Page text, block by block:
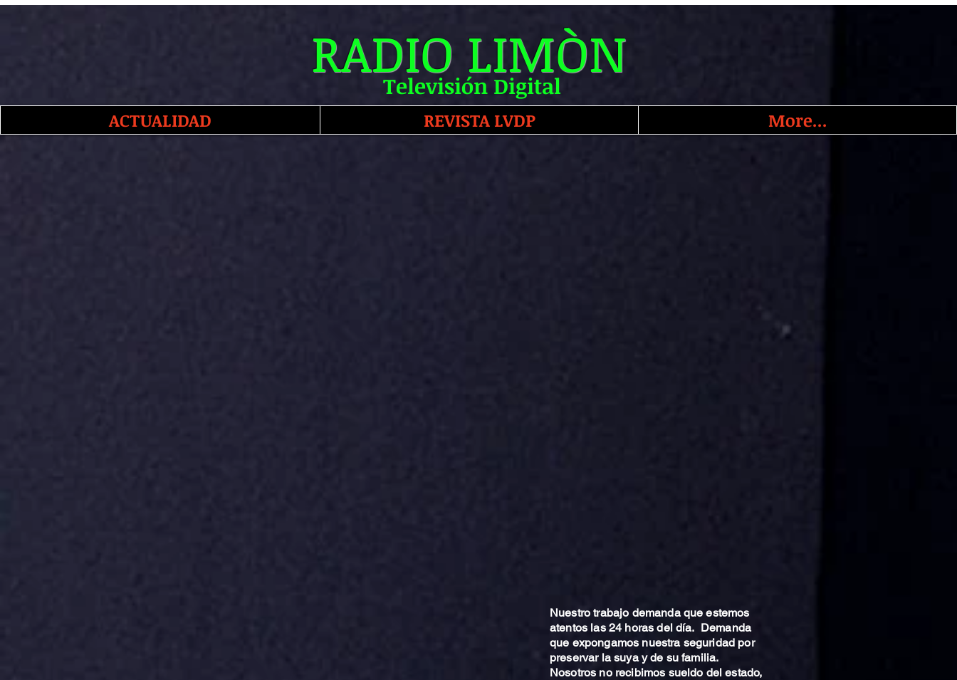
Nuestro trabajo demanda que estemos
atentos las 24 horas del día. Demanda
que expongamos nuestra seguridad por
preservar la suya y de su familia.
Nosotros no recibimos sueldo del estado,
Televisión Digital
RADIO LIMÒN
ACTUALIDAD REVISTA LVDP More...